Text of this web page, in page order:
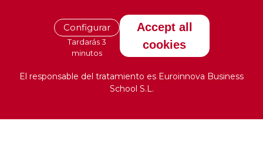
Configurar
Tardarás 3
minutos
Accept all
cookies
El responsable del tratamiento es Euroinnova Business
School S.L.